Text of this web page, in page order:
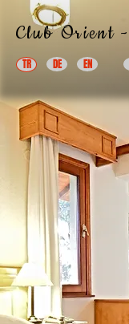
Club Orient -
TR DE EN